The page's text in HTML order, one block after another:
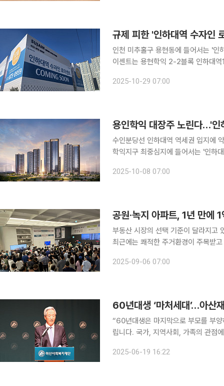
규제 피한 '인하대역 수자인
인천 미추홀구 용현동에 들어서는 '인
이센트는 용현학익 2-2블록 인하대
역 수자인 로이센트는 용현 학익 지구
2025-10-29 07:00
용인학익 대장주 노린다…'
수인분당선 인하대역 역세권 입지에
학익지구 최중심지에 들어서는 '인하대역 수자
2025-10-08 07:00
공원·녹지 아파트, 1년 만에
부동산 시장의 선택 기준이 달라지고
최근에는 쾌적한 주거환경이 주목받
황과 시민 인식 조사’에 따르면, 전체
2025-09-06 07:00
60년대생 ‘마처세대’…아산
“60년대생은 마지막으로 부모를 부
립니다. 국가, 지역사회, 가족의 관점에서 돌
시대를 맞은 한국의 돌봄 체계를 재정
2025-06-19 16:22